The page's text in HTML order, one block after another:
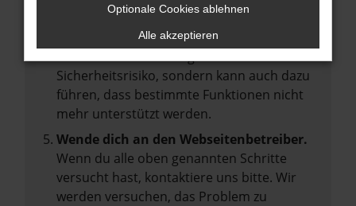
Betriebssystem auf dem neuesten Stand
Veraltete Software birgt nicht nur ein
Sicherheitsrisiko, sondern kann auch dazu
führen, dass bestimmte Funktionen nicht
mehr unterstützt werden.
Wende dich an den Webseitenbetreiber.
Wenn du alle oben genannten Schritte
versucht hast, kontaktiere uns bitte. Wir
werden versuchen, das Problem zu
Optionale Cookies ablehnen
Alle akzeptieren